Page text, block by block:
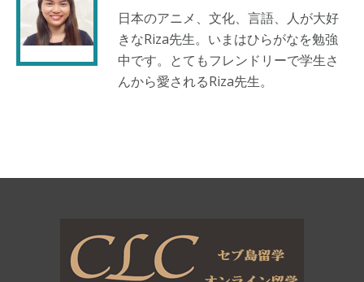
日本のアニメ、文化、言語、人が大好
きなRiza先生。いまはひらがなを勉強
中です。とてもフレンドリーで学生さ
んから愛されるRiza先生。